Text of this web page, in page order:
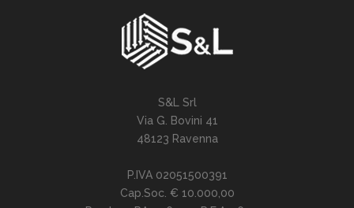
S&L Srl
Via G. Bovini 41
48123 Ravenna
P.IVA 02051500391
Cap.Soc. € 10.000,00